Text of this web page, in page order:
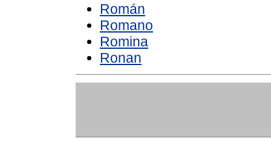
Román
Romano
Romina
Ronan